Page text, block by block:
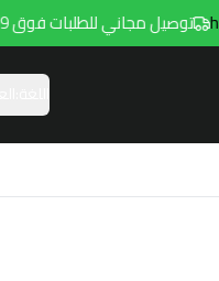
توصيل مجاني للطلبات فوق 299ريال داخل مدينه الرياض مع توصيل هامتارو